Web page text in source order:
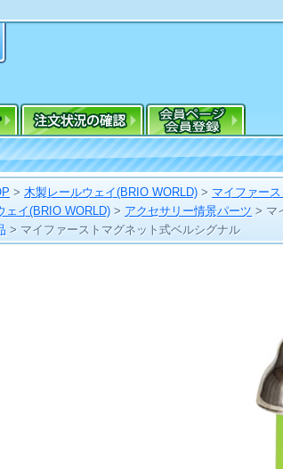
> 木製レールウェイ(BRIO WORLD) > マイファー
ェイ(BRIO WORLD) > アクセサリー情景パーツ > マ
> マイファーストマグネット式ベルシグナル